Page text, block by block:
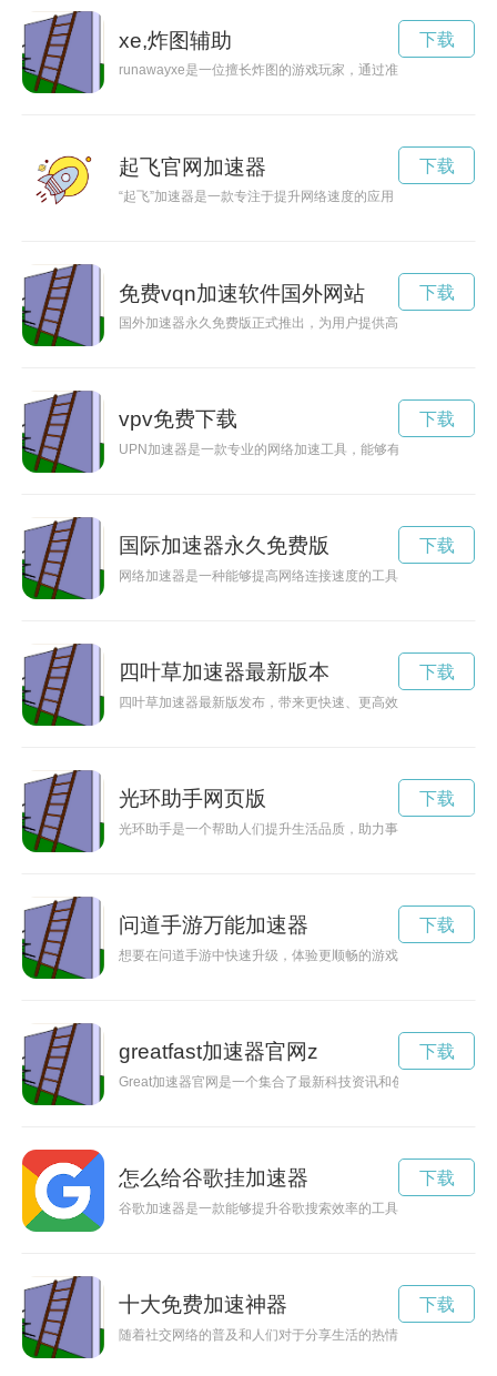
xe,炸图辅助
runawayxe是一位擅长炸图的游戏玩家，通过准确的炸弹投放
下载
起飞官网加速器
“起飞”加速器是一款专注于提升网络速度的应用，通过优化网
下载
免费vqn加速软件国外网站
国外加速器永久免费版正式推出，为用户提供高速、安全的网
下载
vpv免费下载
UPN加速器是一款专业的网络加速工具，能够有效提升网络速
下载
国际加速器永久免费版
网络加速器是一种能够提高网络连接速度的工具，它可以帮助
下载
四叶草加速器最新版本
四叶草加速器最新版发布，带来更快速、更高效的加速体验，
下载
光环助手网页版
光环助手是一个帮助人们提升生活品质，助力事业发展的智能
下载
问道手游万能加速器
想要在问道手游中快速升级，体验更顺畅的游戏过程吗？现在
下载
greatfast加速器官网z
Great加速器官网是一个集合了最新科技资讯和创新项目的平台
下载
怎么给谷歌挂加速器
谷歌加速器是一款能够提升谷歌搜索效率的工具软件，能够让
下载
十大免费加速神器
随着社交网络的普及和人们对于分享生活的热情，ins成为了许
下载